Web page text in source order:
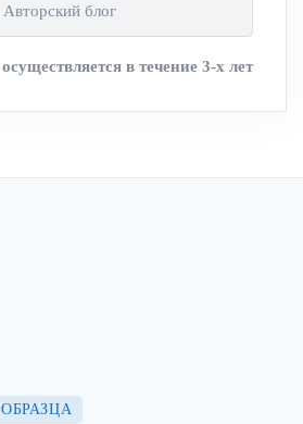
Авторский блог
в течение 3-х лет